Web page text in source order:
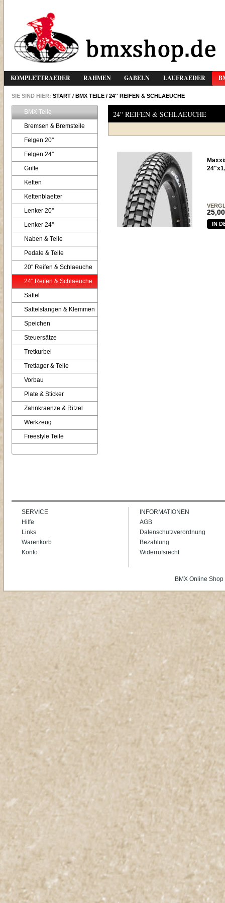
KOMPLETTRAEDER RAHMEN GABELN LAUFRAEDER
SIE SIND HIER: START/ BMX TEILE/ 24'' REIFEN & SCHLAEUCHE
BMX Teile
Bremsen & Bremsteile
Felgen 20''
Felgen 24''
Griffe
Ketten
Kettenblaetter
Lenker 20''
Lenker 24''
Naben & Teile
Pedale & Teile
20'' Reifen & Schlaeuche
24'' Reifen & Schlaeuche
Sättel
Sattelstangen & Klemmen
Speichen
Steuersätze
Tretkurbel
Tretlager & Teile
Vorbau
Plate & Sticker
Zahnkraenze & Ritzel
Werkzeug
Freestyle Teile
24'' REIFEN & SCHLAEUCHE
25,00
IN
SERVICE
Hilfe
Links
Warenkorb
Konto
INFORMATIONEN
AGB
Datenschutzverordnung
Bezahlung
Widerrufsrecht
BMX Online